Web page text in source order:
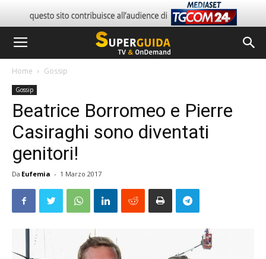
Home Gossip
Gossip
Beatrice Borromeo e Pierre
Casiraghi sono diventati
genitori!
Da Eufemia - 1 Marzo 2017